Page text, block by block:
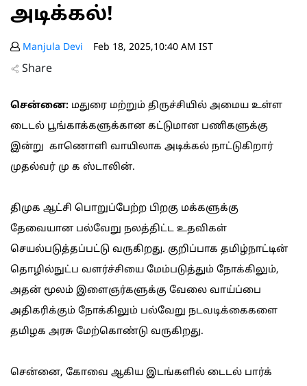
அடிக்கல்!
Manjula Devi Feb 18, 2025,10:40 AM IST
Share
சென்னை: மதுரை மற்றும் திருச்சியில் அமைய உள்ள
டைடல் பூங்காக்களுக்கான கட்டுமான பணிகளுக்கு
இன்று காணொளி வாயிலாக அடிக்கல் நாட்டுகிறார்
முதல்வர் மு க ஸ்டாலின்.
திமுக ஆட்சி பொறுப்பேற்ற பிறகு மக்களுக்கு
தேவையான பல்வேறு நலத்திட்ட உதவிகள்
செயல்படுத்தப்பட்டு வருகிறது. குறிப்பாக தமிழ்நாட்டின்
தொழில்நுட்ப வளர்ச்சியை மேம்படுத்தும் நோக்கிலும்,
அதன் மூலம் இளைஞர்களுக்கு வேலை வாய்ப்பை
அதிகரிக்கும் நோக்கிலும் பல்வேறு நடவடிக்கைகளை
தமிழக அரசு மேற்கொண்டு வருகிறது.
சென்னை, கோவை ஆகிய இடங்களில் டைடல் பார்க்